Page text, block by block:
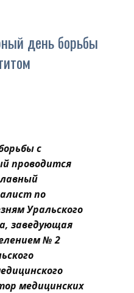
день борьбы
с
проводится
по
Уральского
заведующая
№ 2
медицинских